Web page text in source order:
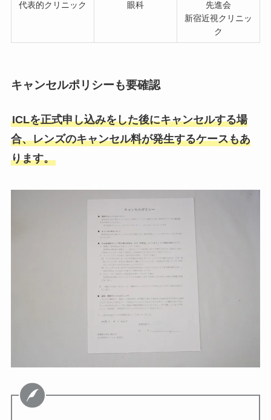
代表的クリニック 眼科
先進会
新宿近視クリニッ
ク
キャンセルポリシーも要確認
ICLを正式申し込みをした後にキャンセルする場
合、レンズのキャンセル料が発生するケースもあ
ります。